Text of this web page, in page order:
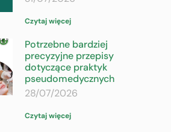
Czytaj więcej
Potrzebne bardziej
precyzyjne przepisy
dotyczące praktyk
pseudomedycznych
28/07/2026
Czytaj więcej